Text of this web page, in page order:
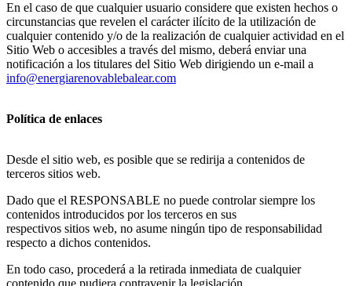
En el caso de que cualquier usuario considere que existen hechos o
circunstancias que revelen el carácter ilícito de la utilización de
cualquier contenido y/o de la realización de cualquier actividad en el
Sitio Web o accesibles a través del mismo, deberá enviar una
notificación a los titulares del Sitio Web dirigiendo un e-mail a
info@energiarenovablebalear.com
Política de enlaces
Desde el sitio web, es posible que se redirija a contenidos de
terceros sitios web.
Dado que el RESPONSABLE no puede controlar siempre los
contenidos introducidos por los terceros en sus
respectivos sitios web, no asume ningún tipo de responsabilidad
respecto a dichos contenidos.
En todo caso, procederá a la retirada inmediata de cualquier
contenido que pudiera contravenir la legislación